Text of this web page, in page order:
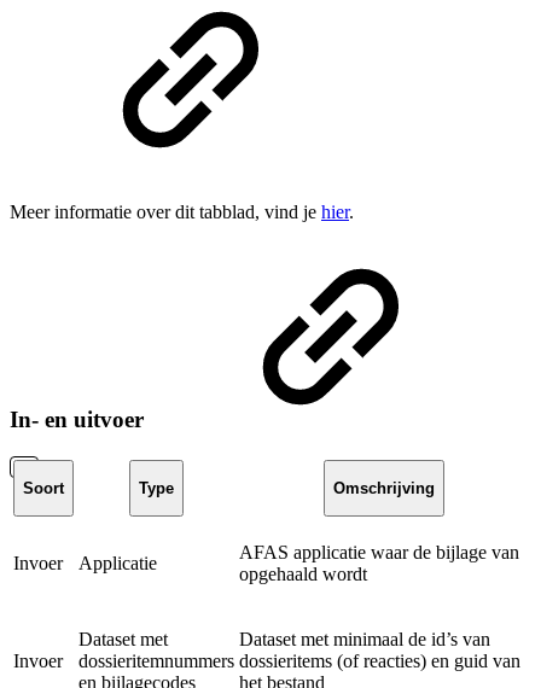
Meer informatie over dit tabblad, vind je hier.
In- en uitvoer
Soort Type Omschrijving
Invoer Applicatie
AFAS applicatie waar de bijlage van
opgehaald wordt
Invoer
Dataset met
dossieritemnummers
en bijlagecodes
Dataset met minimaal de id’s van
dossieritems (of reacties) en guid van
het bestand